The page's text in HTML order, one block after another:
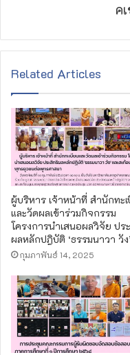
ค
Related Articles
ผู้บริหาร เจ้าหน้าที่ สำนักทะ
และวัดผลเข้าร่วมกิจกรรม
โครงการนำเสนอผลวิจัย ปร
ผลหลักปฎิบัติ ‘ธรรมนาวา วัง’
กุมภาพันธ์ 14, 2025